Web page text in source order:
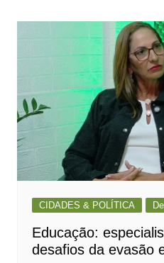
Post
CIDADES & POLÍTICA
Educação:
desafios da evasão